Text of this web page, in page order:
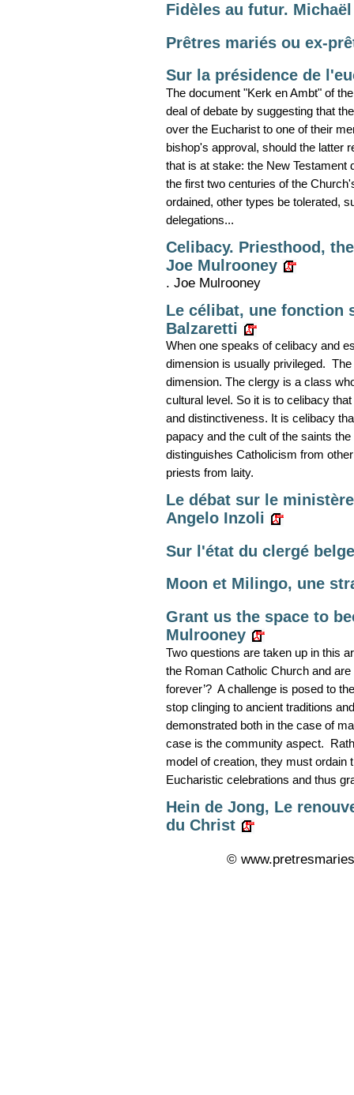
Fidèles au futur.
Prêtres mariés ou ex-
Sur la présidence de
The document "Kerk en Ambt" of
deal of debate by suggesting that
over the Eucharist to one of their
bishop's approval, should the latter
that is at stake: the New Testament
the first two centuries of the
ordained, other types be tolerated,
delegations...
Celibacy. Priesthood,
Joe Mulrooney
. Joe Mulrooney
Le célibat, une fonction
Balzaretti
When one speaks of celibacy and
dimension is usually privileged.
dimension. The clergy is a class
cultural level. So it is to celibacy
and distinctiveness. It is celibacy
papacy and the cult of the saints
distinguishes Catholicism from
priests from laity.
Le débat sur le
Angelo Inzoli
Sur l'état du clergé
Moon et Milingo, une
Grant us the space to
Mulrooney
Two questions are taken up in this
the Roman Catholic Church and are
forever’? A challenge is posed to
stop clinging to ancient traditions
demonstrated both in the case of
case is the community aspect.
model of creation, they must ordain
Eucharistic celebrations and thus
Hein de Jong, Le
du Christ
©